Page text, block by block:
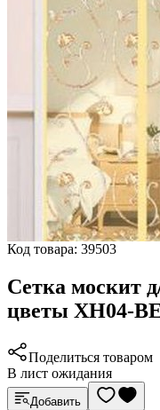
Код товара: 39503
Сетка москит
цветы XH04-
Поделиться товаром
В лист ожидания
Добавить